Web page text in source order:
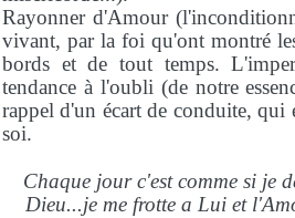
Rayonner d'Amour
vivant, par la foi qu'ont montré
bords et de tout temps.
tendance à l'oubli (de notre
rappel d'un écart de conduite, qui
soi.
Chaque jour c'est comme si je
Dieu...je me frotte a Lui et